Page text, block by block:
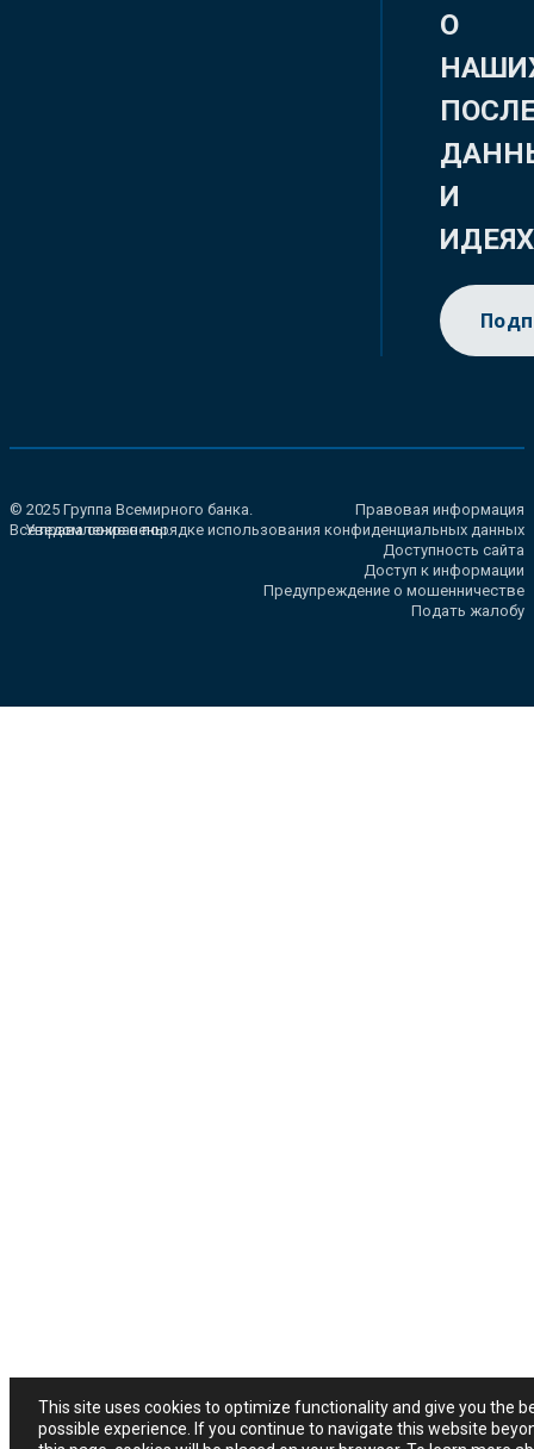
О
И
ИДЕЯХ
© 2025 Группа Всемирного банка.
Все права сохранены.
Правовая информация
Уведомление о порядке использования конфиденциальных данных
Доступность сайта
Доступ к информации
Предупреждение о мошенничестве
Подать жалобу
This site uses cookies to optimize functionality and give you the
possible experience. If you continue to navigate this website